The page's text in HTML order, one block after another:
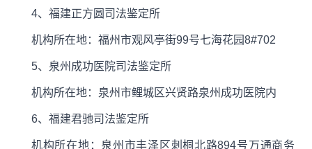
4、福建正方圆司法鉴定所
机构所在地：福州市观风亭街99号七海花园8#702
5、泉州成功医院司法鉴定所
机构所在地：泉州市鲤城区兴贤路泉州成功医院内
6、福建君驰司法鉴定所
机构所在地：泉州市丰泽区刺桐北路894号万通商务